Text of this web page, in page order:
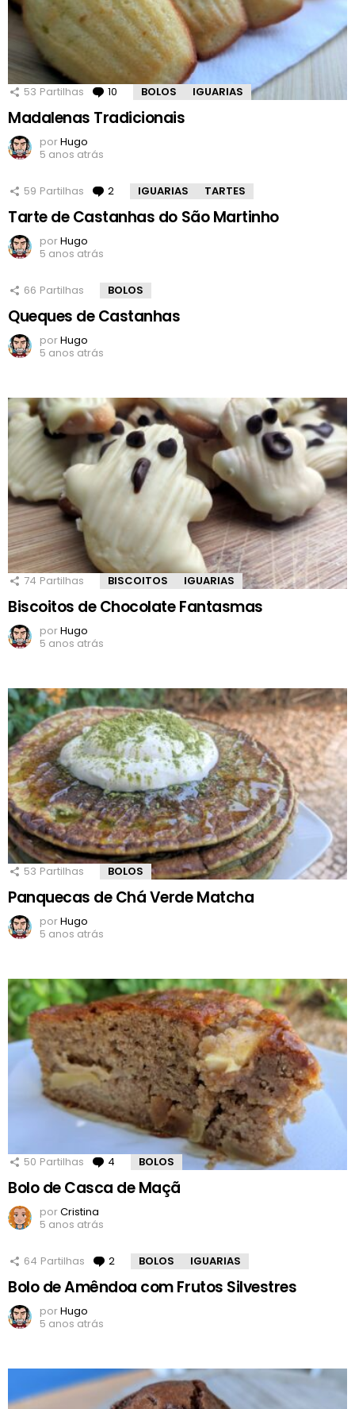
53 Partilhas 10 Comentários
BOLOS IGUARIAS
Madalenas Tradicionais
porHugo
5 anos atrás
59 Partilhas 2 Comentários
IGUARIAS TARTES
Tarte de Castanhas do São Martinho
porHugo
5 anos atrás
66 Partilhas BOLOS
Queques de Castanhas
porHugo
5 anos atrás
74 Partilhas BISCOITOS IGUARIAS
Biscoitos de Chocolate Fantasmas
porHugo
5 anos atrás
53 Partilhas BOLOS
Panquecas de Chá Verde Matcha
porHugo
5 anos atrás
50 Partilhas 4 Comentários
BOLOS
Bolo de Casca de Maçã
porCristina
5 anos atrás
64 Partilhas 2 Comentários
BOLOS IGUARIAS
Bolo de Amêndoa com Frutos Silvestres
porHugo
5 anos atrás